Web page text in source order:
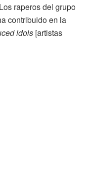
raperos del grupo
contribuido en la
idols [artistas